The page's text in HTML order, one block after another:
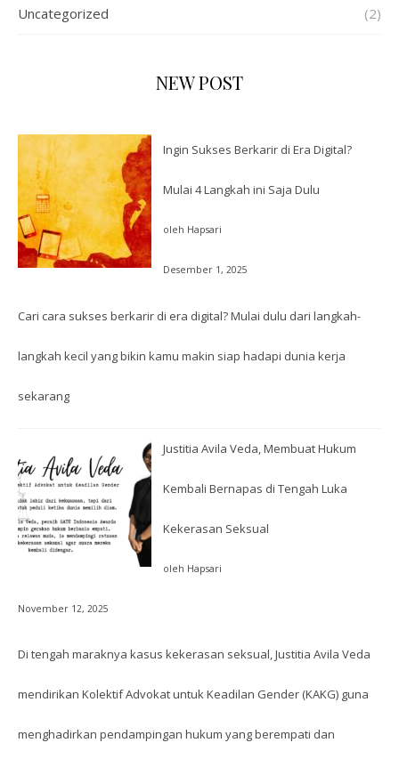
Uncategorized (2)
NEW POST
Ingin Sukses Berkarir di Era Digital?
Mulai 4 Langkah ini Saja Dulu
oleh Hapsari
Desember 1, 2025
Cari cara sukses berkarir di era digital? Mulai dulu dari langkah-
langkah kecil yang bikin kamu makin siap hadapi dunia kerja
sekarang
Justitia Avila Veda, Membuat Hukum
Kembali Bernapas di Tengah Luka
Kekerasan Seksual
oleh Hapsari
November 12, 2025
Di tengah maraknya kasus kekerasan seksual, Justitia Avila Veda
mendirikan Kolektif Advokat untuk Keadilan Gender (KAKG) guna
menghadirkan pendampingan hukum yang berempati dan